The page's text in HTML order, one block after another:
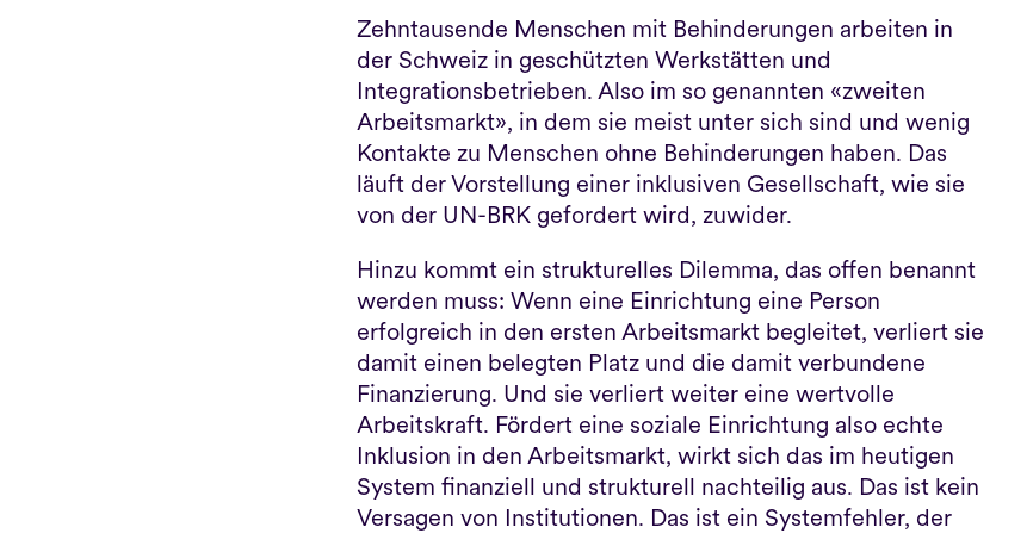
Zehntausende Menschen mit Behinderungen arbeiten in
der Schweiz in geschützten Werkstätten und
Integrationsbetrieben. Also im so genannten «zweiten
Arbeitsmarkt», in dem sie meist unter sich sind und wenig
Kontakte zu Menschen ohne Behinderungen haben. Das
läuft der Vorstellung einer inklusiven Gesellschaft, wie sie
von der UN-BRK gefordert wird, zuwider.
Hinzu kommt ein strukturelles Dilemma, das offen benannt
werden muss: Wenn eine Einrichtung eine Person
erfolgreich in den ersten Arbeitsmarkt begleitet, verliert sie
damit einen belegten Platz und die damit verbundene
Finanzierung. Und sie verliert weiter eine wertvolle
Arbeitskraft. Fördert eine soziale Einrichtung also echte
Inklusion in den Arbeitsmarkt, wirkt sich das im heutigen
System finanziell und strukturell nachteilig aus. Das ist kein
Versagen von Institutionen. Das ist ein Systemfehler, der